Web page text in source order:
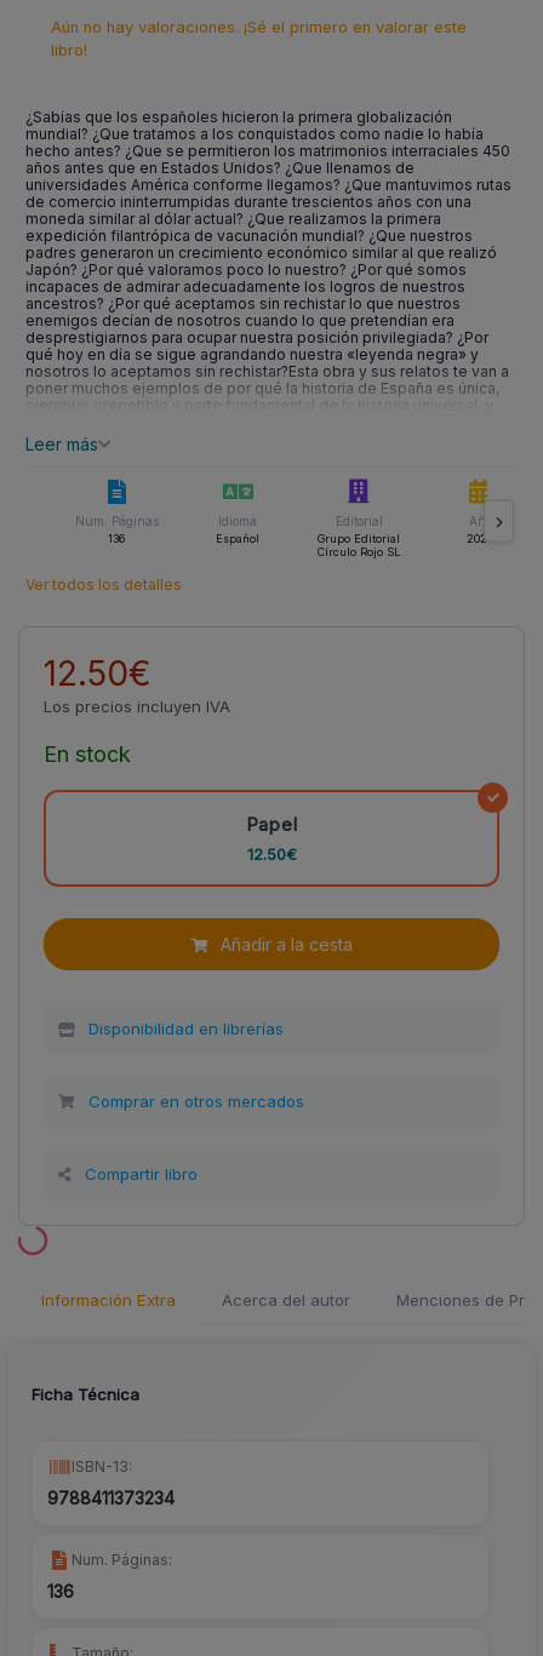
Aún no hay valoraciones. ¡Sé el primero en valorar este
libro!
¿Sabías que los españoles hicieron la primera globalización
mundial? ¿Que tratamos a los conquistados como nadie lo había
hecho antes? ¿Que se permitieron los matrimonios interraciales 450
años antes que en Estados Unidos? ¿Que llenamos de
universidades América conforme llegamos? ¿Que mantuvimos rutas
de comercio ininterrumpidas durante trescientos años con una
moneda similar al dólar actual? ¿Que realizamos la primera
expedición filantrópica de vacunación mundial? ¿Que nuestros
padres generaron un crecimiento económico similar al que realizó
Japón? ¿Por qué valoramos poco lo nuestro? ¿Por qué somos
incapaces de admirar adecuadamente los logros de nuestros
ancestros? ¿Por qué aceptamos sin rechistar lo que nuestros
enemigos decían de nosotros cuando lo que pretendían era
desprestigiarnos para ocupar nuestra posición privilegiada? ¿Por
qué hoy en día se sigue agrandando nuestra «leyenda negra» y
nosotros lo aceptamos sin rechistar?Esta obra y sus relatos te van a
poner muchos ejemplos de por qué la historia de España es única,
ejemplar, irrepetible y parte fundamental de la historia universal, y
Leer más
Num. Páginas
136
Idioma
Español
Editorial
Grupo Editorial
Círculo Rojo SL
Año
2022
Ver todos los detalles
12.50€
Los precios incluyen IVA
En stock
Papel
12.50€
Añadir a la cesta
Disponibilidad en librerías
Comprar en otros mercados
Compartir libro
Información Extra Acerca del autor Menciones de
Ficha Técnica
ISBN-13:
9788411373234
Num. Páginas:
136